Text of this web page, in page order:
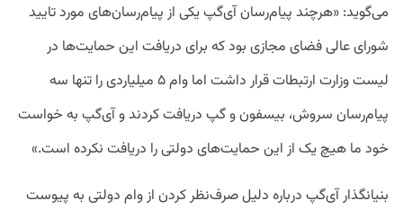
می‌گوید: «هرچند پیام‌رسان آی‌گپ یکی از پیام‌رسان‌های مورد تایید
شورای عالی فضای مجازی بود که برای دریافت این حمایت‌ها در
لیست وزارت ارتبطات قرار داشت اما وام ۵ میلیاردی را تنها سه
پیام‌رسان سروش، بیسفون و گپ دریافت کردند و آی‌گپ به خواست
خود ما هیچ یک از این حمایت‌های دولتی را دریافت نکرده است.»
بنیانگذار آی‌گپ درباره دلیل صرف‌نظر کردن از وام دولتی به پیوست